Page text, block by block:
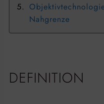
Nahgrenze
DEFINITION